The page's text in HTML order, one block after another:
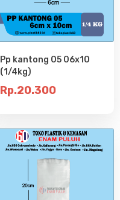
Pp kantong 05 06x10
(1/4kg)
Rp.20.300